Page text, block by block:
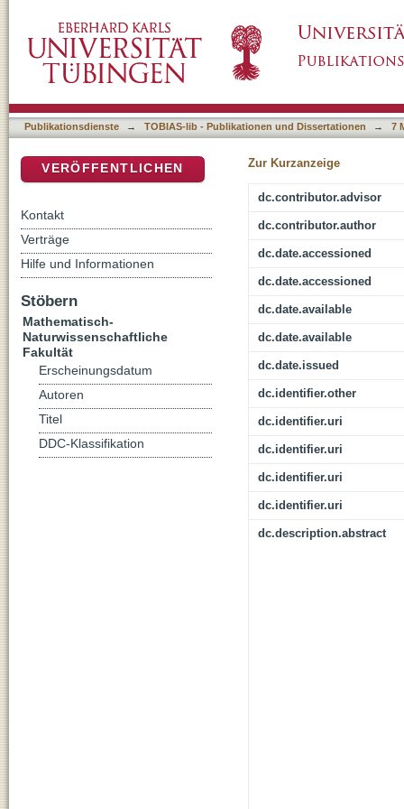
Publikationsdienste → TOBIAS-lib - Publikationen und Dissertationen → 7
Zur Kurzanzeige
dc.contributor.advisor
dc.contributor.author
dc.date.accessioned
dc.date.accessioned
dc.date.available
dc.date.available
dc.date.issued
dc.identifier.other
dc.identifier.uri
dc.identifier.uri
dc.identifier.uri
dc.identifier.uri
dc.description.abstract
VERÖFFENTLICHEN
Kontakt
Verträge
Hilfe und Informationen
Stöbern
Mathematisch-
Naturwissenschaftliche
Fakultät
Erscheinungsdatum
Autoren
Titel
DDC-Klassifikation